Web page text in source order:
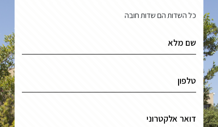
כל השדות הם שדות חובה